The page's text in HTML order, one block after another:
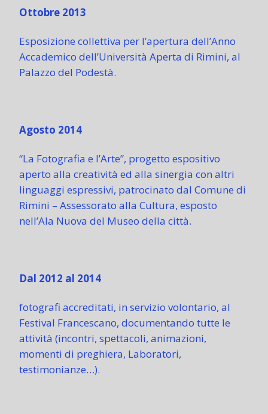
Ottobre 2013
Esposizione collettiva per l’apertura dell’Anno
Accademico dell’Università Aperta di Rimini, al
Palazzo del Podestà.
Agosto 2014
“La Fotografia e l’Arte”, progetto espositivo
aperto alla creatività ed alla sinergia con altri
linguaggi espressivi, patrocinato dal Comune di
Rimini – Assessorato alla Cultura, esposto
nell’Ala Nuova del Museo della città.
Dal 2012 al 2014
fotografi accreditati, in servizio volontario, al
Festival Francescano, documentando tutte le
attività (incontri, spettacoli, animazioni,
momenti di preghiera, Laboratori,
testimonianze…).